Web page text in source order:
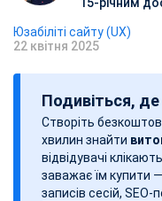
Юзабіліті сайту (UX)
Д
а
22 квітня 2025
Подивіться,
Створіть
хвилин знайти
відвідувачі
заважає їм купити
записів сесій, SEO-